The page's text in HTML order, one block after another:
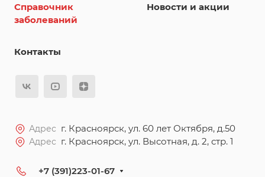
Справочник
заболеваний
Новости и акции
Контакты
Адрес г. Красноярск, ул. 60 лет Октября, д.50
Адрес г. Красноярск, ул. Высотная, д. 2, стр. 1
+7 (391)223-01-67